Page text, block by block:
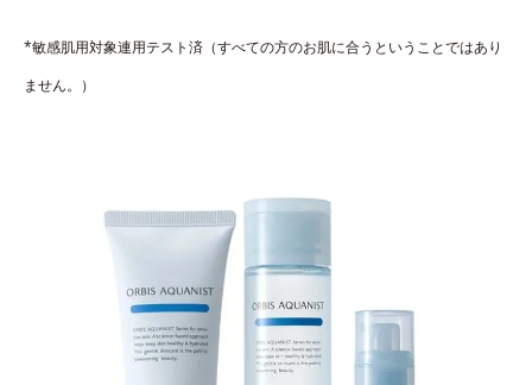
*敏感肌用対象連用テスト済（すべての方のお肌に合うということではあり
ません。）